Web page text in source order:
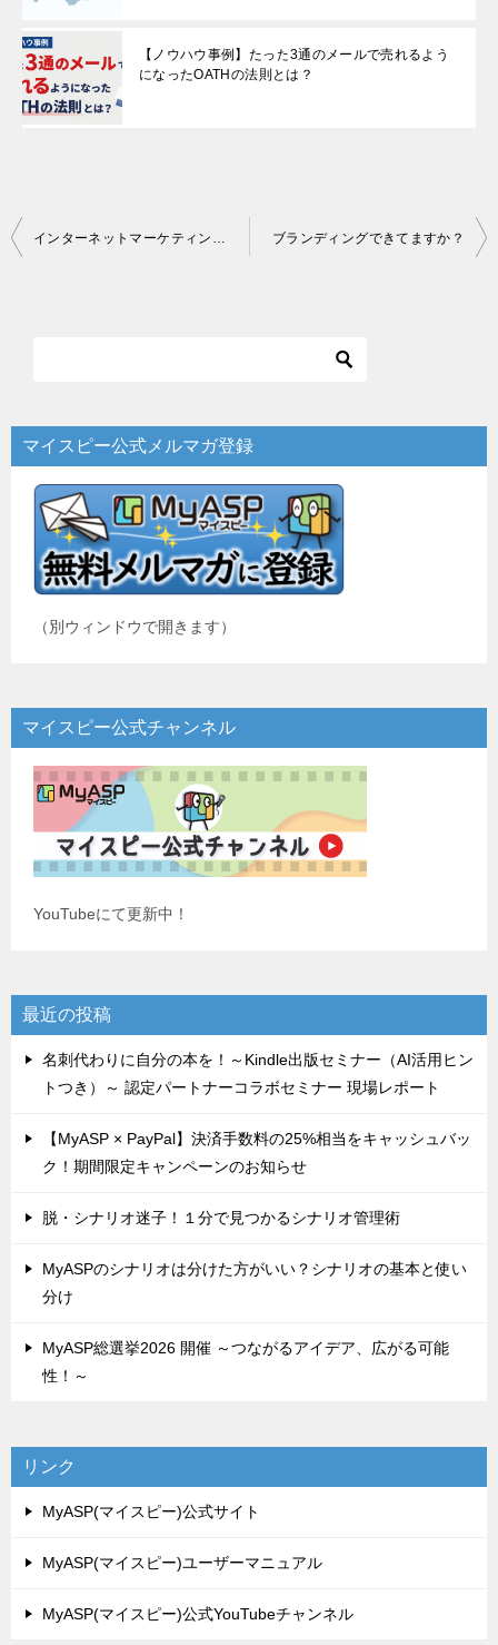
【ノウハウ事例】たった3通のメールで売れるよう
になったOATHの法則とは？
投
ー
シ
ブランディングできてますか？
マイスピー公式メルマガ登録
（別ウィンドウで開きます）
マイスピー公式チャンネル
YouTubeにて更新中！
最近の投稿
名刺代わりに自分の本を！～Kindle出版セミナー（AI活用ヒン
トつき）～ 認定パートナーコラボセミナー 現場レポート
【MyASP × PayPal】決済手数料の25%相当をキャッシュバッ
ク！期間限定キャンペーンのお知らせ
脱・シナリオ迷子！１分で見つかるシナリオ管理術
MyASPのシナリオは分けた方がいい？シナリオの基本と使い
分け
MyASP総選挙2026 開催 ～つながるアイデア、広がる可能
性！～
リンク
MyASP(マイスピー)公式サイト
MyASP(マイスピー)ユーザーマニュアル
MyASP(マイスピー)公式YouTubeチャンネル